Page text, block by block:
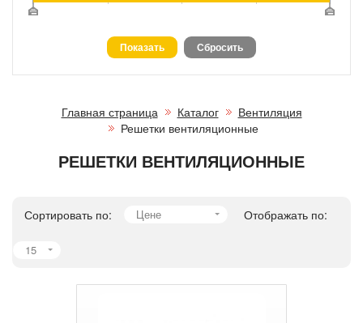
Главная страница Каталог
Вентиляция
Решетки вентиляционные
РЕШЕТКИ ВЕНТИЛЯЦИОННЫЕ
Сортировать по: Цене Отображать по:
15